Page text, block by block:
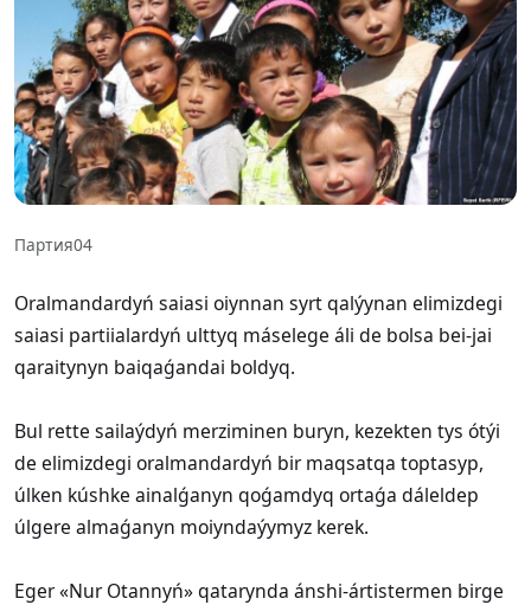
Партия04
Oralmandardyń saiasi oiynnan syrt qalýynan elimizdegi
saiasi partiialardyń ulttyq máselege áli de bolsa bei-jai
qaraitynyn baiqaǵandai boldyq.
Bul rette sailaýdyń merziminen buryn, kezekten tys ótýi
de elimizdegi oralmandardyń bir maqsatqa toptasyp,
úlken kúshke ainalǵanyn qoǵamdyq ortaǵa dáleldep
úlgere almaǵanyn moiyndaýymyz kerek.
Eger «Nur Otannyń» qatarynda ánshi-ártistermen birge